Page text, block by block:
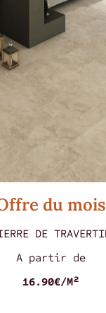
aussi
du mois
DE
A partir de
16.90€/M²